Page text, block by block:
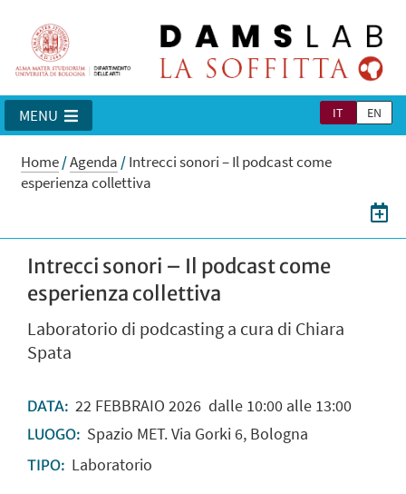
IT EN
MENU
Home/Agenda /Intrecci sonori – Il podcast come
esperienza collettiva
Intrecci sonori – Il podcast come
esperienza collettiva
Laboratorio di podcasting a cura di Chiara
Spata
DATA: 22 FEBBRAIO 2026dalle 10:00 alle 13:00
LUOGO: Spazio MET. Via Gorki 6, Bologna
TIPO: Laboratorio